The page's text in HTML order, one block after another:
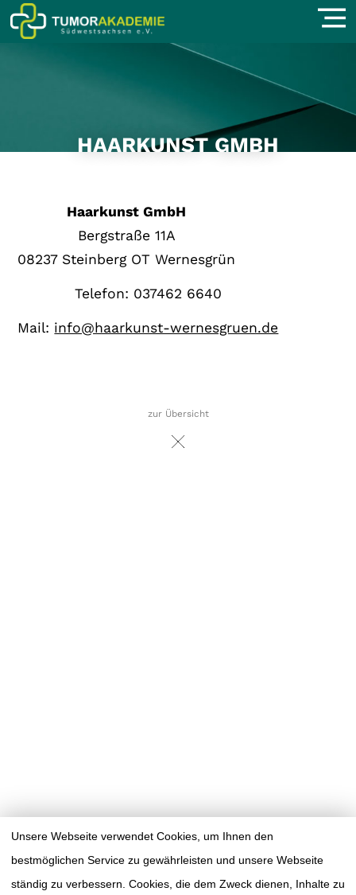
HAARKUNST GMBH
Haarkunst GmbH
Bergstraße 11A
08237 Steinberg OT Wernesgrün
Telefon: 037462 6640
Mail: info@haarkunst-wernesgruen.de
zur Übersicht
Unsere Webseite verwendet Cookies, um Ihnen den
bestmöglichen Service zu gewährleisten und unsere Webseite
ständig zu verbessern. Cookies, die dem Zweck dienen, Inhalte zu